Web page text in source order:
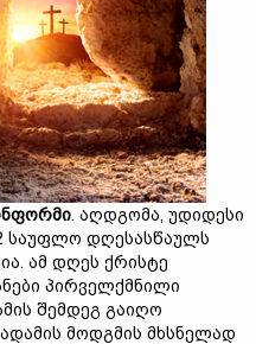
. აღდგომა, უდიდესი
საუფლო დღესასწაულს
ამ დღეს ქრისტე
პირველქმნილი
შემდეგ გაიღო
მოდგმის მხსნელად